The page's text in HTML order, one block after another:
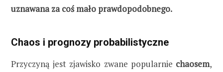
uznawana za coś mało prawdopodobnego.
Chaos i prognozy probabilistyczne
Przyczyną jest zjawisko zwane popularnie chaosem,